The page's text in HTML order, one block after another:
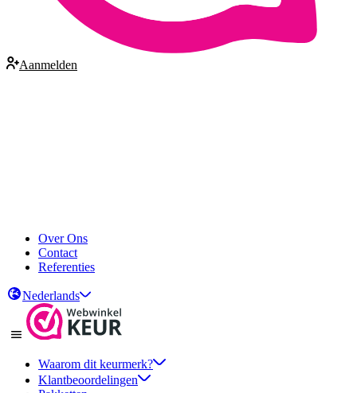
Aanmelden
Over Ons
Contact
Referenties
Nederlands
Waarom dit keurmerk?
Klantbeoordelingen